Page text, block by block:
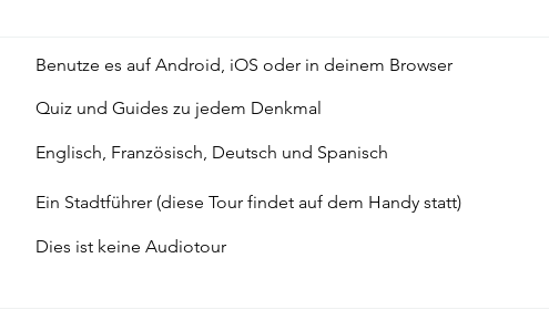
Benutze es auf Android, iOS oder in deinem Browser
Quiz und Guides zu jedem Denkmal
Englisch, Französisch, Deutsch und Spanisch
Ein Stadtführer (diese Tour findet auf dem Handy statt)
Dies ist keine Audiotour